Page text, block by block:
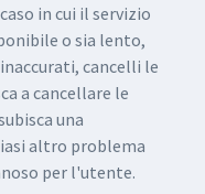
in cui il servizio
o sia lento,
cancelli le
a cancellare le
una
altro problema
per l'utente.